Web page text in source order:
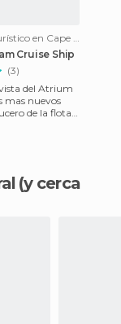
De interés turístico en Cape Canaveral
Cruise Ship
(3)
del Atrium
mas nuevos
de la flota
(y cerca